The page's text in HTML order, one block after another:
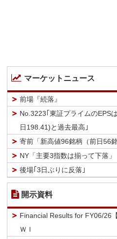
マーケットニュース
前場『続落』
No.3223｢東証プライムのEPS
日198.41)と過去最高｣
寄前「新高値96銘柄（前日56銘
NY「主要3指数は揃って下落」
後場｢3日ぶりに反落｣
開示資料
Financial Results for FY06/26
ＷＩ